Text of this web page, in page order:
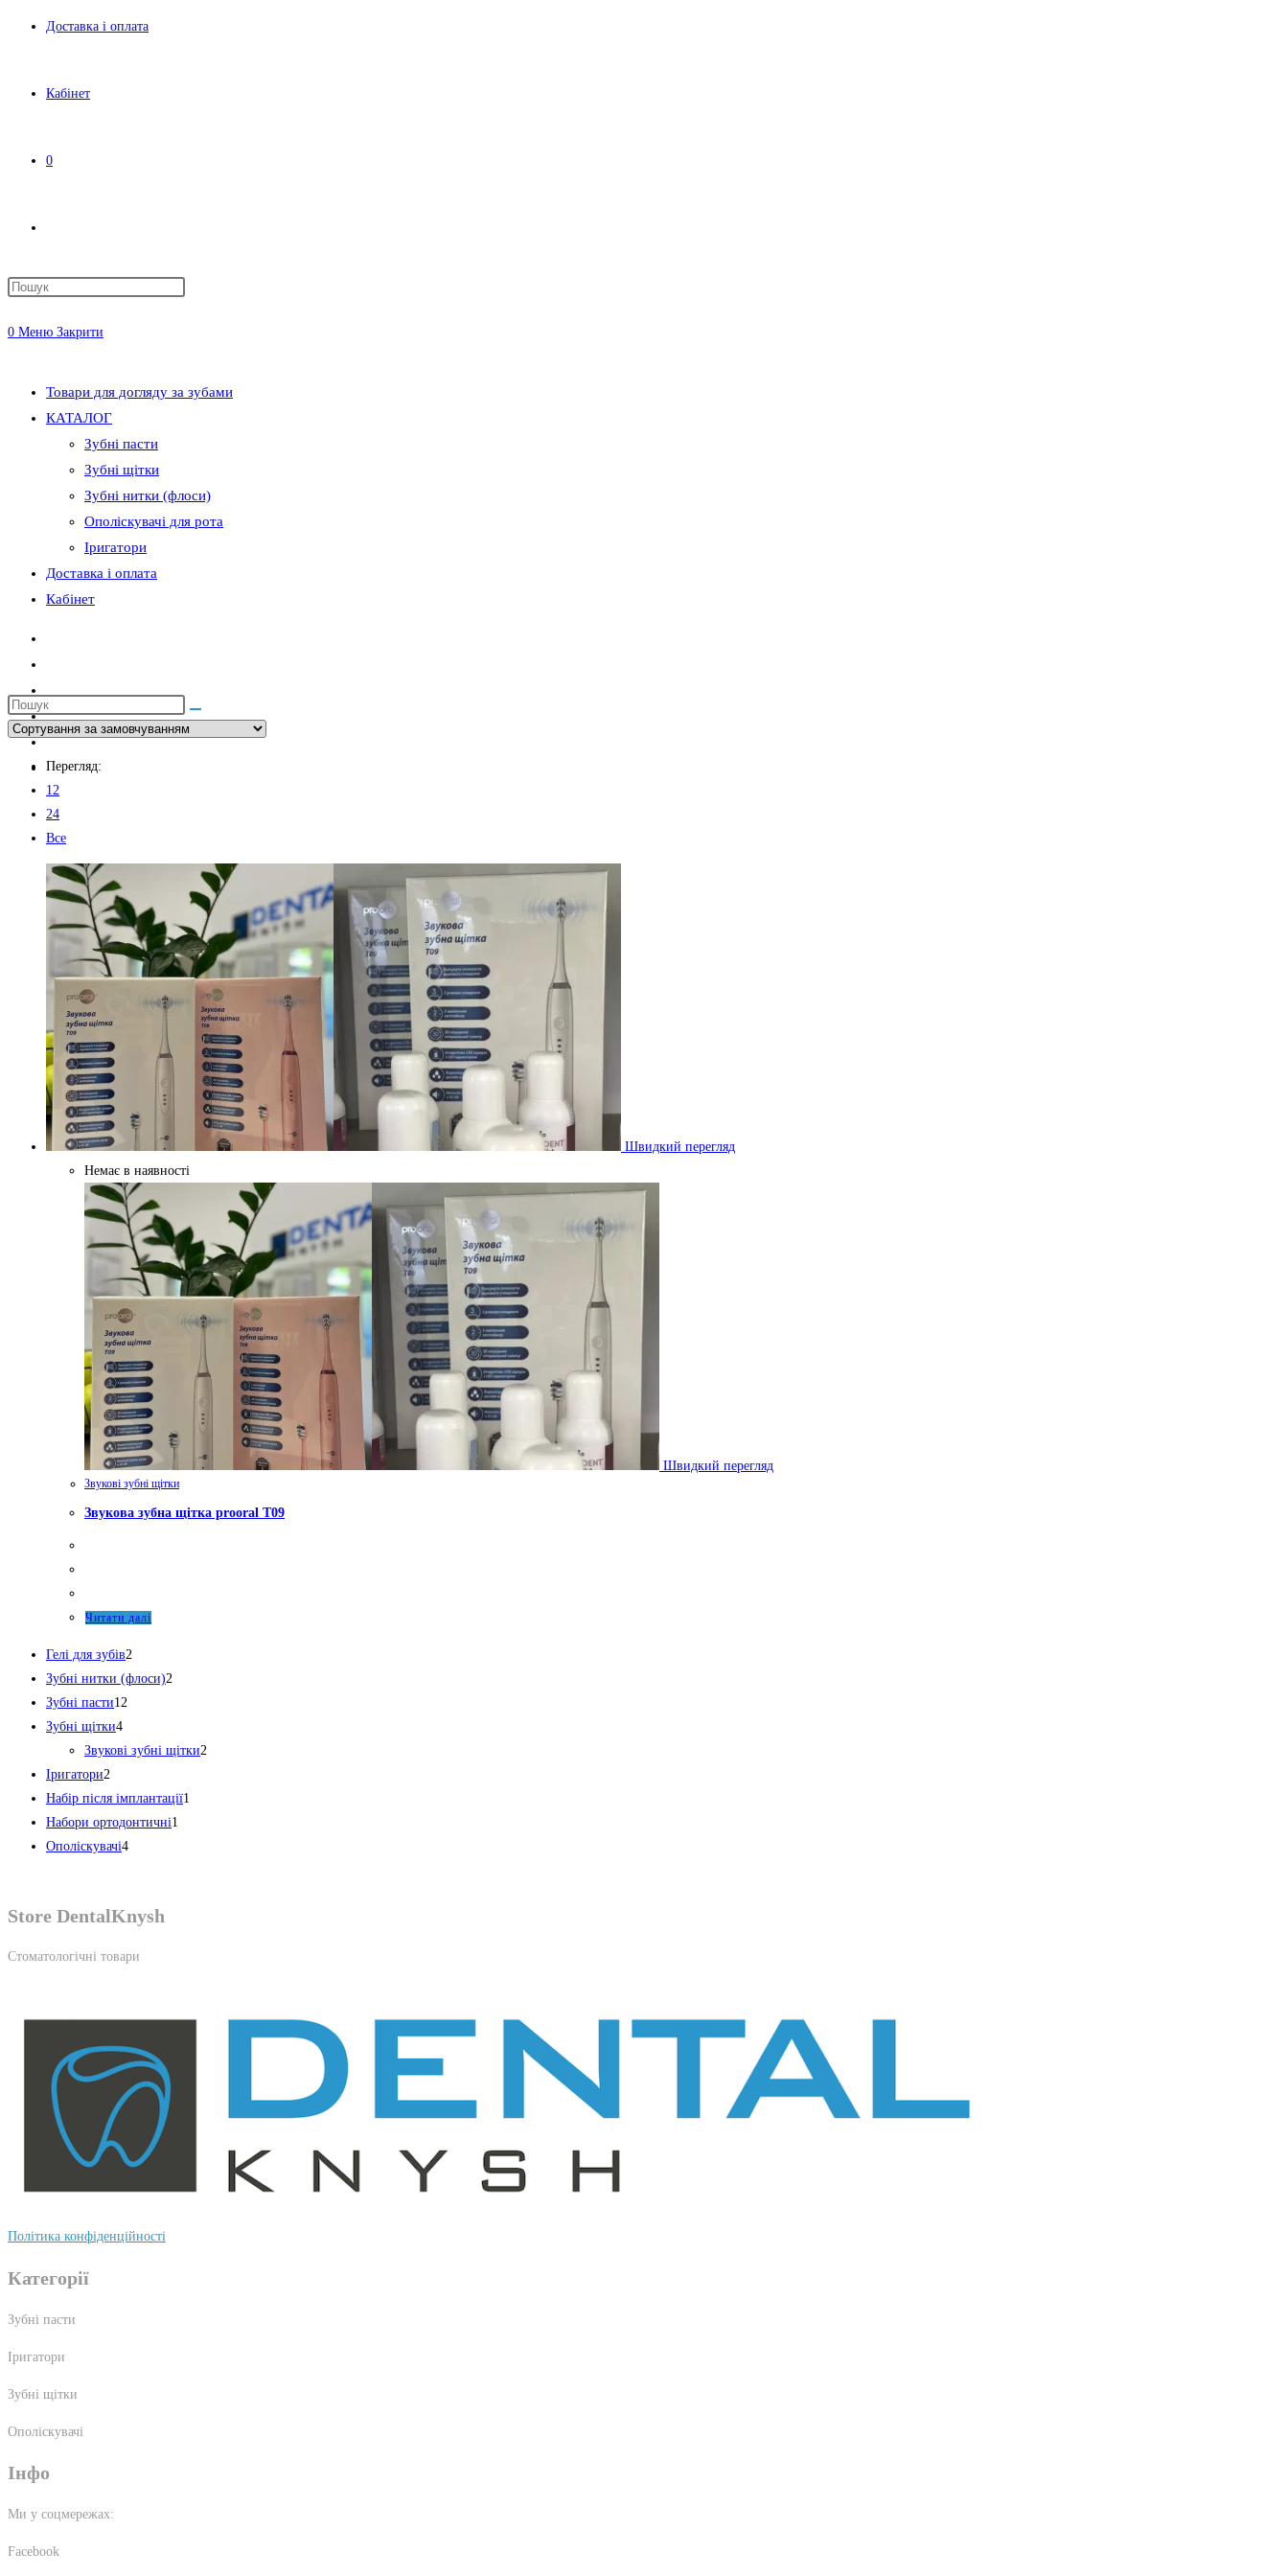
Доставка і оплата
Кабінет
0
пошук
веб-
сайті
0 Меню Закрити
Товари для догляду за зубами
КАТАЛОГ
Зубні пасти
Зубні щітки
Зубні нитки (флоси)
Ополіскувачі для рота
Іригатори
Доставка і оплата
Кабінет
Перегляд:
12
24
Все
Швидкий перегляд
Немає в наявності
Швидкий перегляд
Звукові зубні щітки
Звукова зубна щітка prooral T09
Читати далі
Гелі для зубів2
товари
Зубні нитки (флоси)2
Зубні пасти12
Зубні щітки44
товари
Звукові зубні щітки2
Іригатори2
товари
Набір після імплантації1
Набори ортодонтичні1
Ополіскувачі44
Store DentalKnysh
Стоматологічні товари
Політика конфіденційності
Категорії
Зубні пасти
Іригатори
Зубні щітки
Ополіскувачі
Інфо
Ми у соцмережах:
Facebook